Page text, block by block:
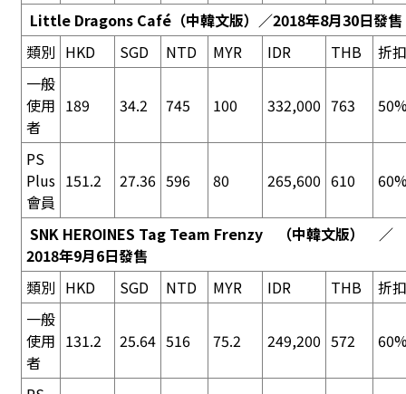
Little Dragons Café（中韓文版）／2018年8月30日發售
類別 HKD SGD NTD MYR IDR THB
折
一般
使用
者
189 34.2 745 100 332,000 763
PS
Plus
會員
151.2 27.36 596 80 265,600 610
SNK HEROINES Tag Team Frenzy（中韓文版）
2018年9月6日發售
類別 HKD SGD NTD MYR IDR THB
折
一般
使用
者
131.2 25.64 516 75.2 249,200 572